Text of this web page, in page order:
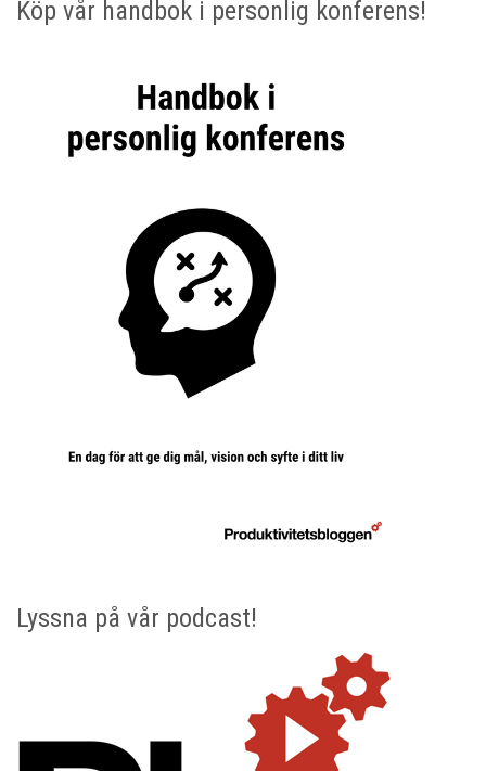
Köp vår handbok i personlig konferens!
Lyssna på vår podcast!